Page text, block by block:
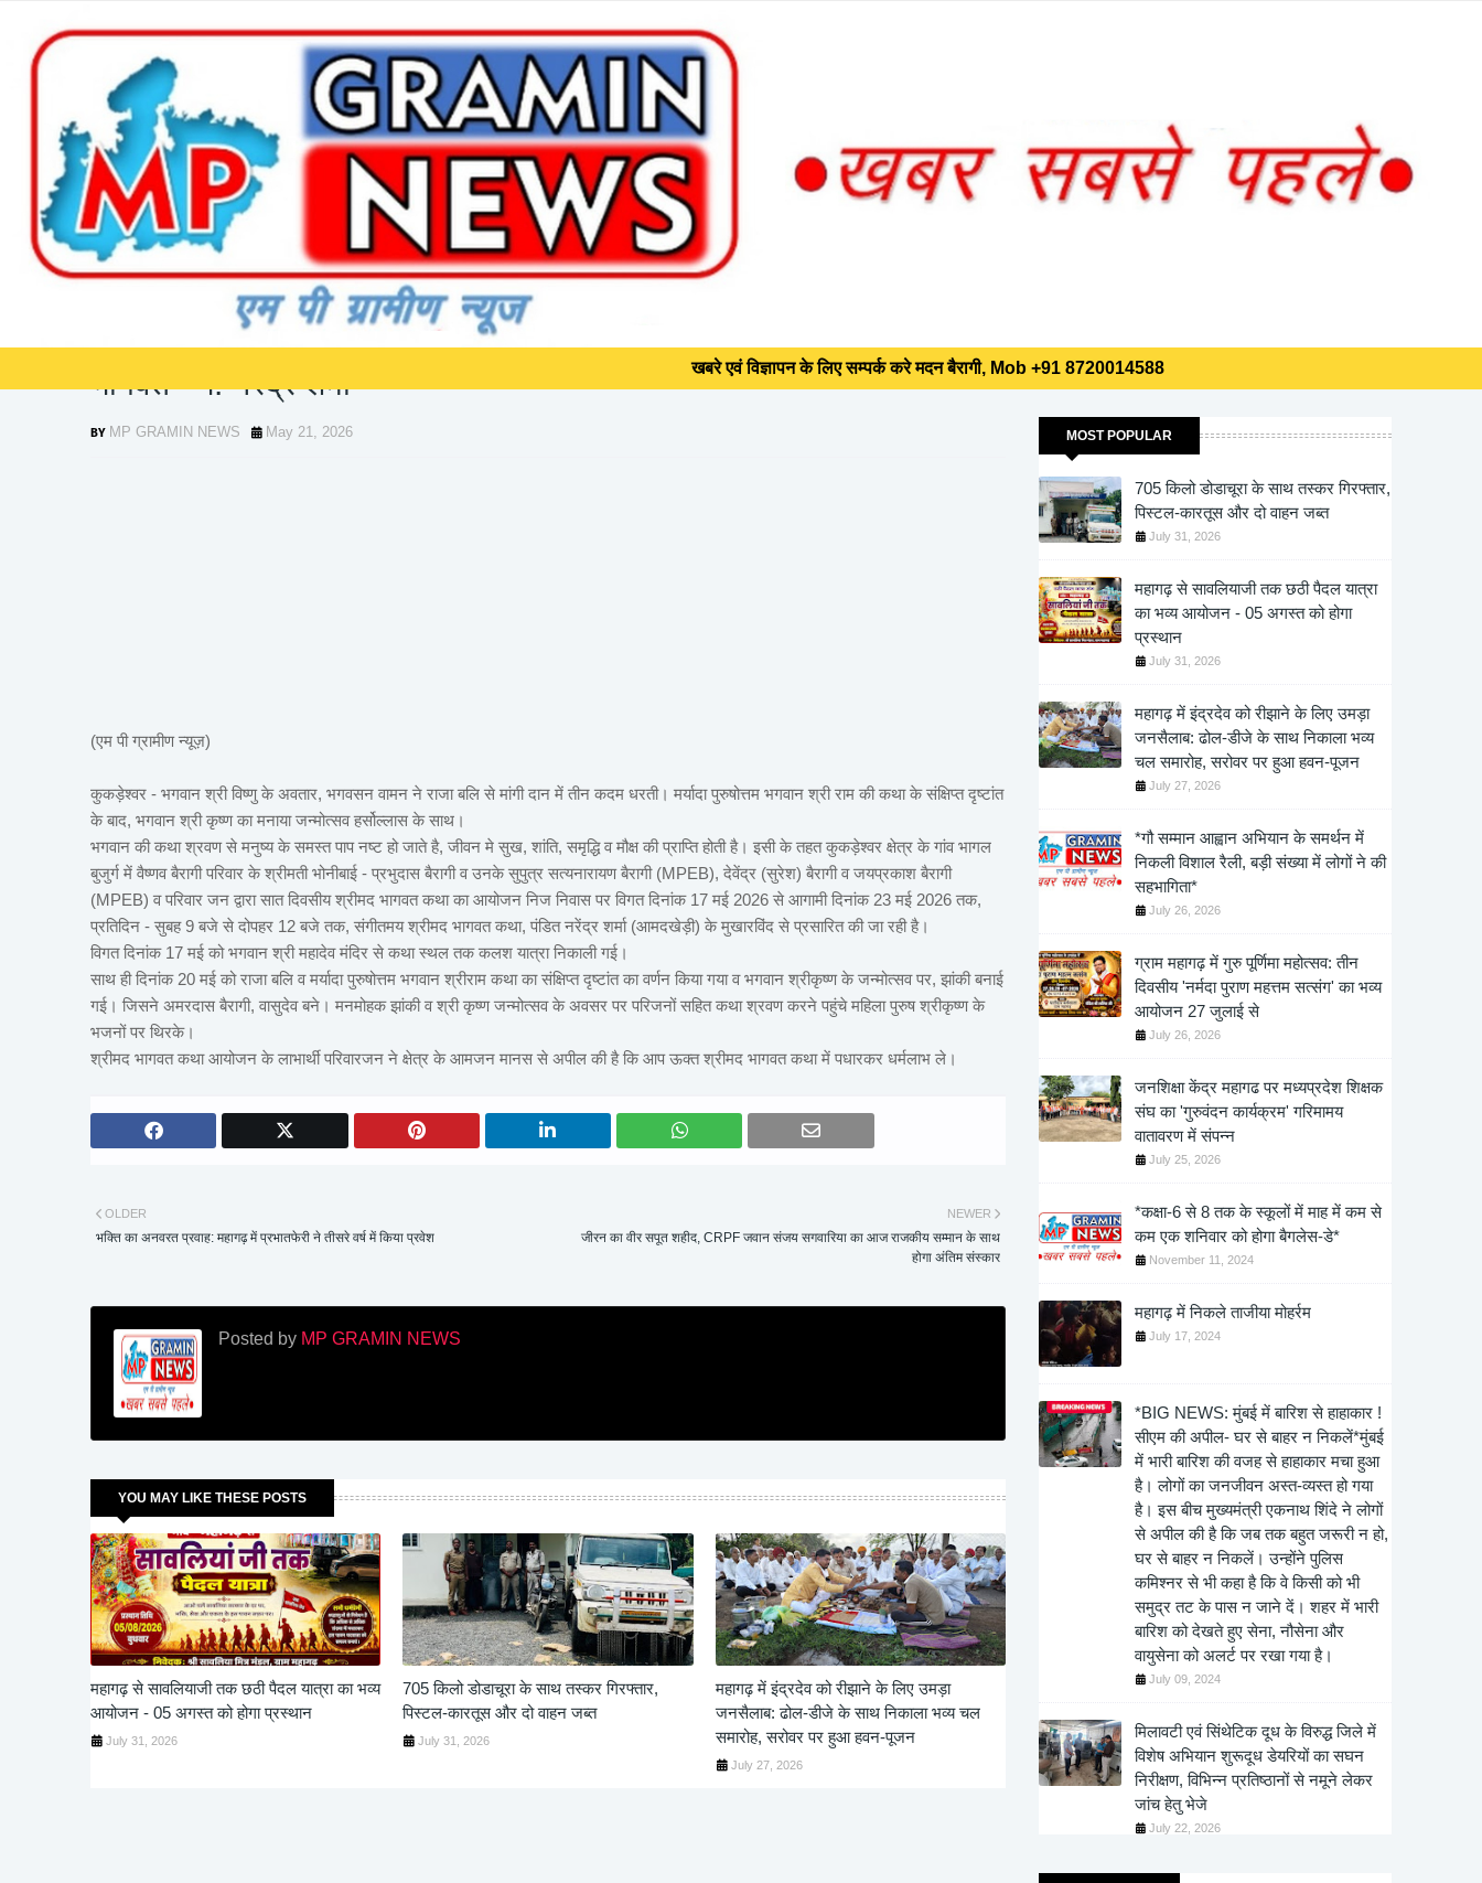
खबरे एवं विज्ञापन के लिए सम्पर्क करे मदन बैरागी, Mob +91 8720014588
खबरे एवं विज्ञापन के लिए सम्पर्क करे मदन बैरागी, Mob +91 8720014588
Home भगवान श्रीकृष्ण का जन्मोत्सव मना भागल में, जीवन का वास्तविक सार है, श्रीमद भागवत - पं. नरेंद्र शर्मा
भगवान श्रीकृष्ण का जन्मोत्सव मना भागल में, जीवन का वास्तविक सार है, श्रीमद
भागवत - पं. नरेंद्र शर्मा
MP GRAMIN NEWS May 21, 2026
(एम पी ग्रामीण न्यूज़)
कुकड़ेश्वर - भगवान श्री विष्णु के अवतार, भगवसन वामन ने राजा बलि से मांगी दान में तीन कदम धरती। मर्यादा पुरुषोत्तम भगवान श्री राम की कथा के संक्षिप्त दृष्टांत
के बाद, भगवान श्री कृष्ण का मनाया जन्मोत्सव हर्सोल्लास के साथ।
भगवान की कथा श्रवण से मनुष्य के समस्त पाप नष्ट हो जाते है, जीवन मे सुख, शांति, समृद्धि व मौक्ष की प्राप्ति होती है। इसी के तहत कुकड़ेश्वर क्षेत्र के गांव भागल
बुजुर्ग में वैष्णव बैरागी परिवार के श्रीमती भोनीबाई - प्रभुदास बैरागी व उनके सुपुत्र सत्यनारायण बैरागी (MPEB), देवेंद्र (सुरेश) बैरागी व जयप्रकाश बैरागी
(MPEB) व परिवार जन द्वारा सात दिवसीय श्रीमद भागवत कथा का आयोजन निज निवास पर विगत दिनांक 17 मई 2026 से आगामी दिनांक 23 मई 2026 तक,
प्रतिदिन - सुबह 9 बजे से दोपहर 12 बजे तक, संगीतमय श्रीमद भागवत कथा, पंडित नरेंद्र शर्मा (आमदखेड़ी) के मुखारविंद से प्रसारित की जा रही है।
विगत दिनांक 17 मई को भगवान श्री महादेव मंदिर से कथा स्थल तक कलश यात्रा निकाली गई।
साथ ही दिनांक 20 मई को राजा बलि व मर्यादा पुरुषोत्तम भगवान श्रीराम कथा का संक्षिप्त दृष्टांत का वर्णन किया गया व भगवान श्रीकृष्ण के जन्मोत्सव पर, झांकी बनाई
गई। जिसने अमरदास बैरागी, वासुदेव बने। मनमोहक झांकी व श्री कृष्ण जन्मोत्सव के अवसर पर परिजनों सहित कथा श्रवण करने पहुंचे महिला पुरुष श्रीकृष्ण के
भजनों पर थिरके।
श्रीमद भागवत कथा आयोजन के लाभार्थी परिवारजन ने क्षेत्र के आमजन मानस से अपील की है कि आप ऊक्त श्रीमद भागवत कथा में पधारकर धर्मलाभ ले।
NEWER
जीरन का वीर सपूत शहीद, CRPF जवान संजय सगवारिया का आज राजकीय सम्मान के साथ
होगा अंतिम संस्कार
OLDER
भक्ति का अनवरत प्रवाह: महागढ़ में प्रभातफेरी ने तीसरे वर्ष में किया प्रवेश
Posted by MP GRAMIN NEWS
YOU MAY LIKE THESE POSTS
महागढ़ से सावलियाजी तक छठी पैदल यात्रा का भव्य
आयोजन - 05 अगस्त को होगा प्रस्थान
July 31, 2026
705 किलो डोडाचूरा के साथ तस्कर गिरफ्तार,
पिस्टल-कारतूस और दो वाहन जब्त
July 31, 2026
महागढ़ में इंद्रदेव को रीझाने के लिए उमड़ा
जनसैलाब: ढोल-डीजे के साथ निकाला भव्य चल
समारोह, सरोवर पर हुआ हवन-पूजन
July 27, 2026
लाइव समय • भारत
MOST POPULAR
705 किलो डोडाचूरा के साथ तस्कर गिरफ्तार,
पिस्टल-कारतूस और दो वाहन जब्त
July 31, 2026
महागढ़ से सावलियाजी तक छठी पैदल यात्रा
का भव्य आयोजन - 05 अगस्त को होगा
प्रस्थान
July 31, 2026
महागढ़ में इंद्रदेव को रीझाने के लिए उमड़ा
जनसैलाब: ढोल-डीजे के साथ निकाला भव्य
चल समारोह, सरोवर पर हुआ हवन-पूजन
July 27, 2026
*गौ सम्मान आह्वान अभियान के समर्थन में
निकली विशाल रैली, बड़ी संख्या में लोगों ने की
सहभागिता*
July 26, 2026
ग्राम महागढ़ में गुरु पूर्णिमा महोत्सव: तीन
दिवसीय 'नर्मदा पुराण महत्तम सत्संग' का भव्य
आयोजन 27 जुलाई से
July 26, 2026
जनशिक्षा केंद्र महागढ पर मध्यप्रदेश शिक्षक
संघ का 'गुरुवंदन कार्यक्रम' गरिमामय
वातावरण में संपन्न
July 25, 2026
*कक्षा-6 से 8 तक के स्कूलों में माह में कम से
कम एक शनिवार को होगा बैगलेस-डे*
November 11, 2024
महागढ़ में निकले ताजीया मोहर्रम
July 17, 2024
*BIG NEWS: मुंबई में बारिश से हाहाकार !
सीएम की अपील- घर से बाहर न निकलें*मुंबई
में भारी बारिश की वजह से हाहाकार मचा हुआ
है। लोगों का जनजीवन अस्त-व्यस्त हो गया
है। इस बीच मुख्यमंत्री एकनाथ शिंदे ने लोगों
से अपील की है कि जब तक बहुत जरूरी न हो,
घर से बाहर न निकलें। उन्होंने पुलिस
कमिश्नर से भी कहा है कि वे किसी को भी
समुद्र तट के पास न जाने दें। शहर में भारी
बारिश को देखते हुए सेना, नौसेना और
वायुसेना को अलर्ट पर रखा गया है।
July 09, 2024
मिलावटी एवं सिंथेटिक दूध के विरुद्ध जिले में
विशेष अभियान शुरूदूध डेयरियों का सघन
निरीक्षण, विभिन्न प्रतिष्ठानों से नमूने लेकर
जांच हेतु भेजे
July 22, 2026